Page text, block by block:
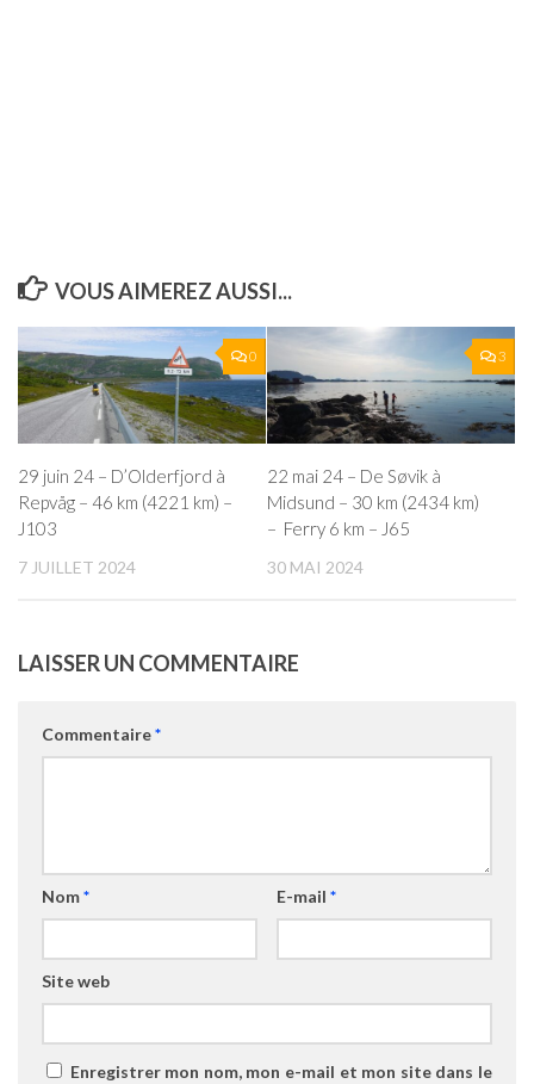
VOUS AIMEREZ AUSSI...
0
29 juin 24 – D’Olderfjord à
Repvåg – 46 km (4221 km) –
J103
7 JUILLET 2024
3
22 mai 24 – De Søvik à
Midsund – 30 km (2434 km)
– Ferry 6 km – J65
30 MAI 2024
LAISSER UN COMMENTAIRE
Commentaire*
Nom* E-mail *
Site web
Enregistrer mon nom, mon e-mail et mon site dans le